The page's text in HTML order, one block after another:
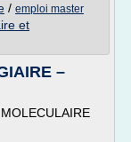
/ emploi master
et
–